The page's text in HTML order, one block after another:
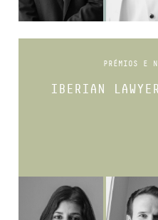
PRÉMIOS E
IBERIAN